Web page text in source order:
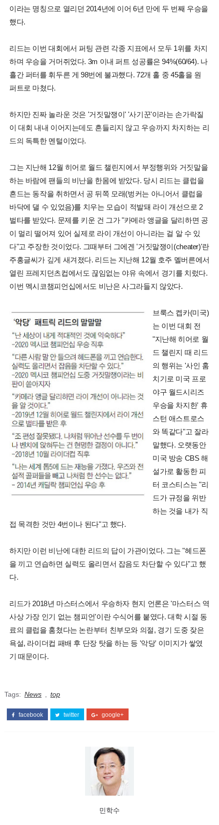
이라는 명칭으로 열리던 2014년에 이어 6년 만에 두 번째 우승을
했다.
리드는 이번 대회에서 퍼팅 관련 각종 지표에서 모두 1위를 차지
하며 우승을 거머쥐었다. 3m 이내 퍼트 성공률은 94%(60/64). 나
흘간 퍼터를 휘두른 게 98번에 불과했다. 72개 홀 중 45홀을 원
퍼트로 마쳤다.
하지만 진짜 놀라운 것은 '거짓말쟁이' '사기꾼'이라는 손가락질
이 대회 내내 이어지는데도 흔들리지 않고 우승까지 차지하는 리
드의 독특한 멘털이었다.
그는 지난해 12월 히어로 월드 챌린지에서 부정행위와 거짓말을
하는 바람에 팬들의 비난을 한몸에 받았다. 당시 리드는 클럽을
흔드는 동작을 취하면서 공 뒤쪽 모래(벙커는 아니어서 클럽을
바닥에 댈 수 있었음)를 치우는 모습이 적발돼 라이 개선으로 2
벌타를 받았다. 문제를 키운 건 그가 "카메라 앵글을 달리하면 공
이 멀리 떨어져 있어 실제로 라이 개선이 아니라는 걸 알 수 있
다"고 주장한 것이었다. 그때부터 그에겐 '거짓말쟁이(cheater)'란
주홍글씨가 깊게 새겨졌다. 리드는 지난해 12월 호주 멜버른에서
열린 프레지던츠컵에서도 끊임없는 야유 속에서 경기를 치렀다.
이번 멕시코챔피언십에서도 비난은 사그라들지 않았다.
브룩스 켑카(미국)
는 이번 대회 전
"지난해 히어로 월
드 챌린지 때 리드
의 행위는 '사인 훔
치기로 미국 프로
야구 월드시리즈
우승을 차지한' 휴
스턴 애스트로스
와 똑같다"고 잘라
말했다. 오랫동안
미국 방송 CBS 해
설가로 활동한 피
터 코스티스는 "리
드가 규정을 위반
하는 것을 내가 직
접 목격한 것만 4번이나 된다"고 했다.
하지만 이런 비난에 대한 리드의 답이 가관이었다. 그는 "헤드폰
을 끼고 연습하면 실력도 올리면서 잡음도 차단할 수 있다"고 했
다.
리드가 2018년 마스터스에서 우승하자 현지 언론은 '마스터스 역
사상 가장 인기 없는 챔피언'이란 수식어를 붙였다. 대학 시절 동
료의 클럽을 훔쳤다는 논란부터 친부모와 의절, 경기 도중 잦은
욕설, 라이더컵 패배 후 단장 탓을 하는 등 '악당' 이미지가 쌓였
기 때문이다.
Tags: News top
facebook twitter google+
민학수